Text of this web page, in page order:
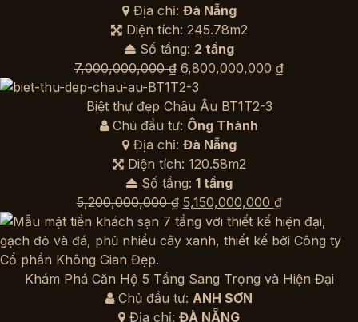
Địa chỉ: Đà Nẵng
Diện tích: 245.78m2
Số tầng: 2 tầng
7,000,000,000₫ Giá
gốc
là:
7,000,000,000 ₫.
6,800,000,000 ₫Giá
Biệt thự đẹp Châu Âu BT1T2-3
Chủ đầu tư: Ông Thành
Địa chỉ: Đà Nẵng
Diện tích: 120.58m2
Số tầng: 1 tầng
5,200,000,000₫ Giá
gốc
là:
5,150,000,000 ₫Giá
hiện
tại
Khám Phá Căn Hộ 5 Tầng Sang Trọng và Hiện Đại
Chủ đầu tư: ANH SƠN
Địa chỉ: ĐÀ NẴNG